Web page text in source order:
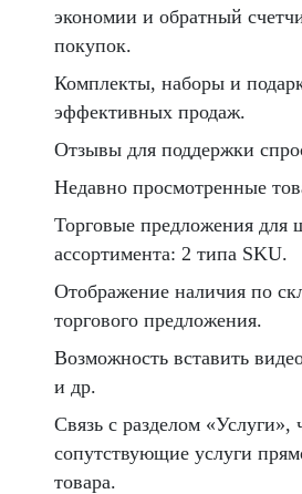
экономии и обратный
покупок.
Комплекты, наборы и
эффективных продаж.
Отзывы для поддержки
Недавно просмотренные
Торговые предложения для
ассортимента: 2 типа SKU.
Отображение наличия по
торгового предложения.
Возможность вставить
и др.
Связь с разделом «Услуги»,
сопутствующие услуги
товара.